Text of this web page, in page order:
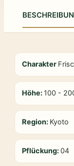
Charakter
Höhe: 100 -
Region: Kyoto
Pflückung: 04